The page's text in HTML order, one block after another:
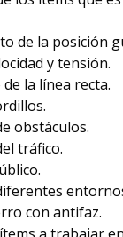
de la posición
y tensión.
la línea recta.
obstáculos.
tráfico.
con antifaz.
a trabajar